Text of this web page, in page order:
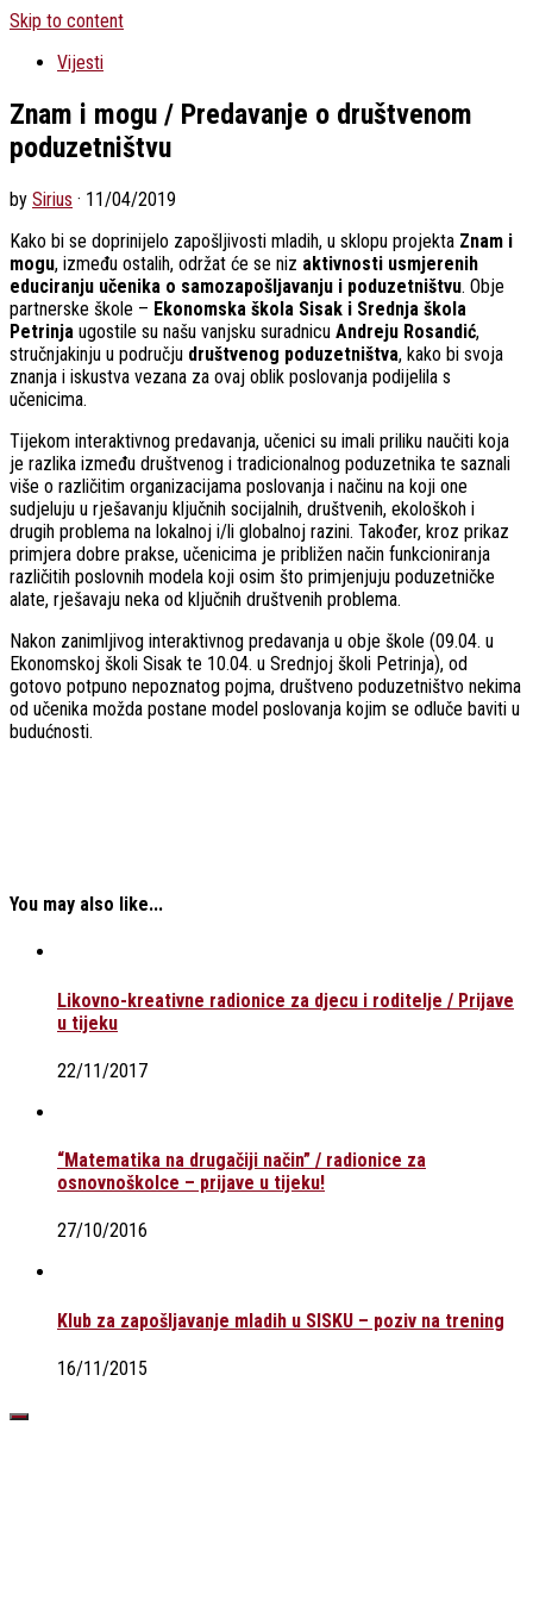
Skip to content
Vijesti
Znam i mogu / Predavanje o društvenom
poduzetništvu
by Sirius · 11/04/2019
Kako bi se doprinijelo zapošljivosti mladih, u sklopu projekta Znam i
mogu, između ostalih, održat će se niz aktivnosti usmjerenih
educiranju učenika o samozapošljavanju i poduzetništvu. Obje
partnerske škole – Ekonomska škola Sisak i Srednja škola
Petrinja ugostile su našu vanjsku suradnicu Andreju Rosandić,
stručnjakinju u području društvenog poduzetništva, kako bi svoja
znanja i iskustva vezana za ovaj oblik poslovanja podijelila s
učenicima.
Tijekom interaktivnog predavanja, učenici su imali priliku naučiti koja
je razlika između društvenog i tradicionalnog poduzetnika te saznali
više o različitim organizacijama poslovanja i načinu na koji one
sudjeluju u rješavanju ključnih socijalnih, društvenih, ekološkoh i
drugih problema na lokalnoj i/li globalnoj razini. Također, kroz prikaz
primjera dobre prakse, učenicima je približen način funkcioniranja
različitih poslovnih modela koji osim što primjenjuju poduzetničke
alate, rješavaju neka od ključnih društvenih problema.
Nakon zanimljivog interaktivnog predavanja u obje škole (09.04. u
Ekonomskoj školi Sisak te 10.04. u Srednjoj školi Petrinja), od
gotovo potpuno nepoznatog pojma, društveno poduzetništvo nekima
od učenika možda postane model poslovanja kojim se odluče baviti u
budućnosti.
You may also like...
Likovno-kreativne radionice za djecu i roditelje / Prijave
u tijeku
22/11/2017
“Matematika na drugačiji način” / radionice za
osnovnoškolce – prijave u tijeku!
27/10/2016
Klub za zapošljavanje mladih u SISKU – poziv na trening
16/11/2015